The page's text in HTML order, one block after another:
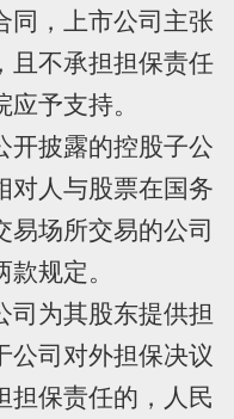
同，上市公司主张
且不承担担保责任
予支持。
披露的控股子公
对人与股票在国务
易场所交易的公司
规定。
为其股东提供担
公司对外担保决议
担保责任的，人民